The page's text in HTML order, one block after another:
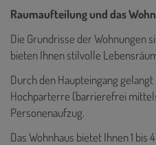
Raumaufteilung und das
Die Grundrisse der Wohnungen
bieten Ihnen stilvolle
Durch den Haupteingang
Hochparterre (barrierefrei
Personenaufzug.
Das Wohnhaus bietet Ihnen 1 bis